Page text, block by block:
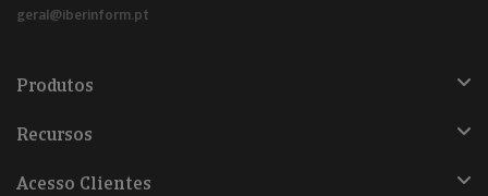
geral@iberinform.pt
Produtos
Recursos
Acesso Clientes